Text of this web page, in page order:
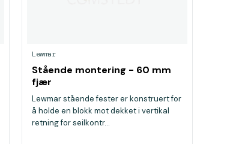
Lewmar
Stående montering - 60 mm
fjær
Lewmar stående fester er konstruert for
å holde en blokk mot dekket i vertikal
retning for seilkontr...